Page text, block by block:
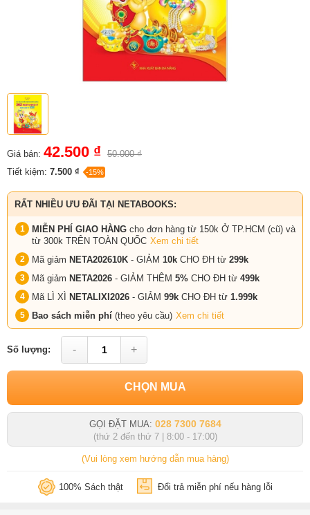
Giá bán: 42.500 ₫ 50.000 ₫
Tiết kiệm: 7.500 ₫ -15%
RẤT NHIỀU ƯU ĐÃI TẠI NETABOOKS:
MIỄN PHÍ GIAO HÀNG cho đơn hàng từ 150k Ở TP.HCM (cũ) và
từ 300k TRÊN TOÀN QUỐC Xem chi tiết
Mã giảm NETA202610K - GIẢM 10k CHO ĐH từ 299k
Mã giảm NETA2026 - GIẢM THÊM 5% CHO ĐH từ 499k
Mã LÌ XÌ NETALIXI2026 - GIẢM 99k CHO ĐH từ 1.999k
Bao sách miễn phí (theo yêu cầu) Xem chi tiết
Số lượng: - +
CHỌN MUA
GỌI ĐẶT MUA: 028 7300 7684
(thứ 2 đến thứ 7 | 8:00 - 17:00)
(Vui lòng xem hướng dẫn mua hàng)
100% Sách thật Đổi trả miễn phí nếu hàng lỗi